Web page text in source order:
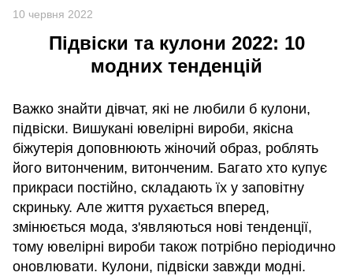
10 червня 2022
Підвіски та кулони 2022: 10
модних тенденцій
Важко знайти дівчат, які не любили б кулони,
підвіски. Вишукані ювелірні вироби, якісна
біжутерія доповнюють жіночий образ, роблять
його витонченим, витонченим. Багато хто купує
прикраси постійно, складають їх у заповітну
скриньку. Але життя рухається вперед,
змінюється мода, з'являються нові тенденції,
тому ювелірні вироби також потрібно періодично
оновлювати. Кулони, підвіски завжди модні.